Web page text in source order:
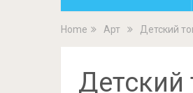
Home Арт Детский
Детский